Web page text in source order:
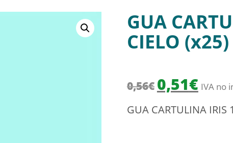
GUA
CIELO
0,56€ El precio original
0,51€El
IVA no
GUA CARTULINA IRIS